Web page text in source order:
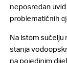
neposredan
problematičnih
Na istom sučelju
stanja
na pojedinim